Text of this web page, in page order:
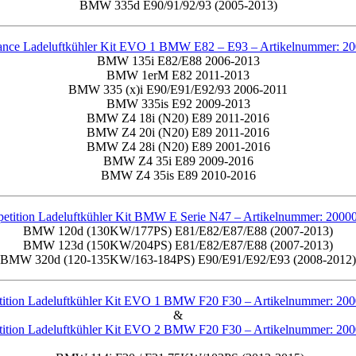
BMW 335d E90/91/92/93 (2005-2013)
Ladeluftkühler Kit EVO 1 BMW E82 – E93 – Artikelnummer:
BMW 135i E82/E88 2006-2013
BMW 1erM E82 2011-2013
BMW 335 (x)i E90/E91/E92/93 2006-2011
BMW 335is E92 2009-2013
BMW Z4 18i (N20) E89 2011-2016
BMW Z4 20i (N20) E89 2011-2016
BMW Z4 28i (N20) E89 2001-2016
BMW Z4 35i E89 2009-2016
BMW Z4 35is E89 2010-2016
Ladeluftkühler Kit BMW E Serie N47 – Artikelnummer:
BMW 120d (130KW/177PS) E81/E82/E87/E88 (2007-2013)
BMW 123d (150KW/204PS) E81/E82/E87/E88 (2007-2013)
BMW 320d (120-135KW/163-184PS) E90/E91/E92/E93 (2008-2012)
Ladeluftkühler Kit EVO 1 BMW F20 F30 – Artikelnummer:
&
Ladeluftkühler Kit EVO 2 BMW F20 F30 – Artikelnummer: